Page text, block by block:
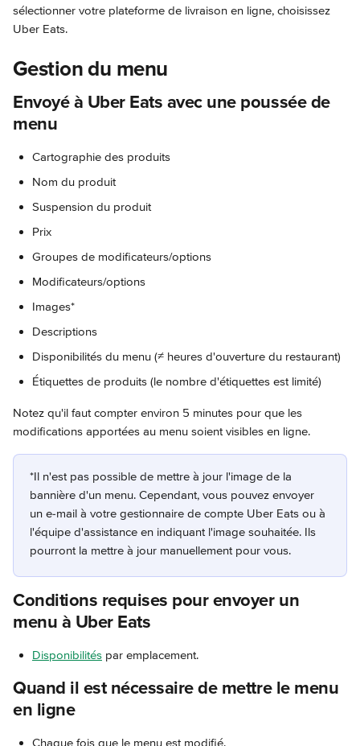
sélectionner votre plateforme de livraison en ligne, choisissez
Uber Eats.
Gestion du menu
Envoyé à Uber Eats avec une poussée de
menu
Cartographie des produits
Nom du produit
Suspension du produit
Prix
Groupes de modificateurs/options
Modificateurs/options
Images*
Descriptions
Disponibilités du menu (≠ heures d'ouverture du restaurant)
Étiquettes de produits (le nombre d'étiquettes est limité)
Notez qu'il faut compter environ 5 minutes pour que les
modifications apportées au menu soient visibles en ligne.
*Il n'est pas possible de mettre à jour l'image de la
bannière d'un menu. Cependant, vous pouvez envoyer
un e-mail à votre gestionnaire de compte Uber Eats ou à
l'équipe d'assistance en indiquant l'image souhaitée. Ils
pourront la mettre à jour manuellement pour vous.
Conditions requises pour envoyer un
menu à Uber Eats
Disponibilités par emplacement.
Quand il est nécessaire de mettre le menu
en ligne
Chaque fois que le menu est modifié.